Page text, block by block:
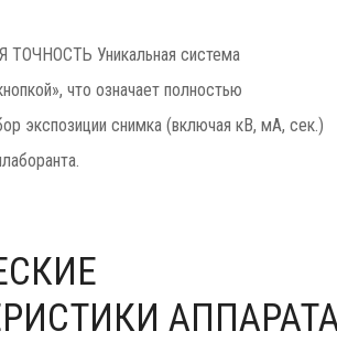
Уникальная система
что означает полностью
экспозиции снимка (включая кВ, мА, сек.)